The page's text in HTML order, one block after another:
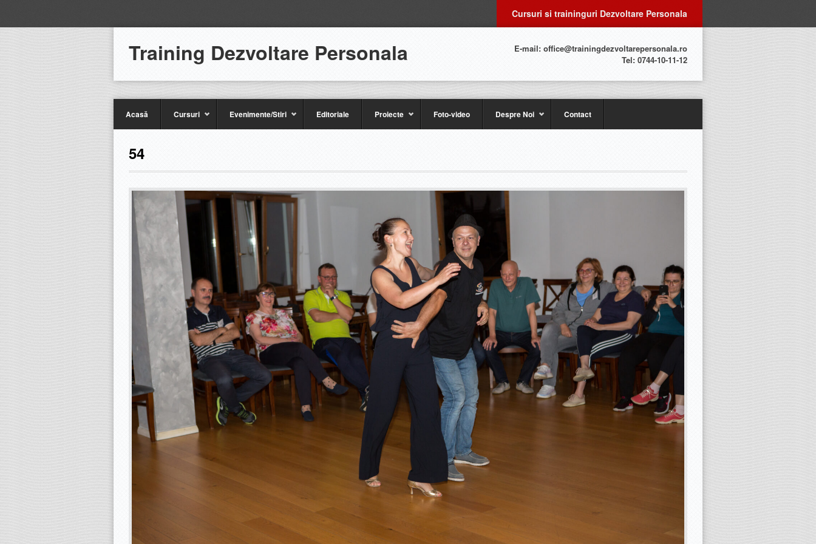
Cursuri si traininguri Dezvoltare Personala
Training Dezvoltare Personala
E-mail: office@trainingdezvoltarepersonala.ro
Tel: 0744-10-11-12
Acasă Cursuri Evenimente/Stiri Editoriale Proiecte Foto-video Despre Noi Contact
54